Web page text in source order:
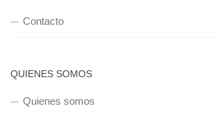
Contacto
QUIENES SOMOS
Quienes somos